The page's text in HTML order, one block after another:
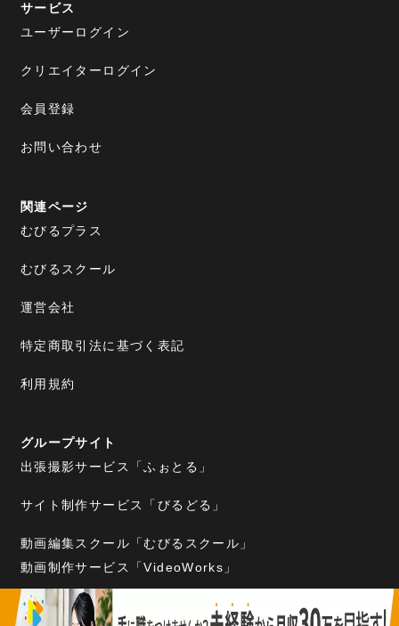
サービス
ユーザーログイン
クリエイターログイン
会員登録
お問い合わせ
関連ページ
むびるプラス
むびるスクール
運営会社
特定商取引法に基づく表記
利用規約
グループサイト
出張撮影サービス「ふぉとる」
サイト制作サービス「びるどる」
動画編集スクール「むびるスクール」
動画制作サービス「VideoWorks」
暮らしの出張サービス「まっちる」